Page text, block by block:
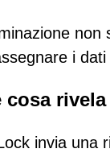
i
cosa rivela
invia una